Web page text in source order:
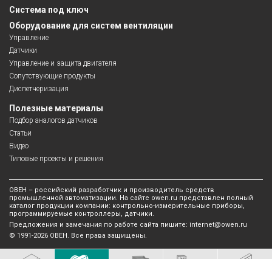
Система под ключ
Оборудование для систем вентиляции
Управление
Датчики
Управление и защита двигателя
Сопутствующие продукты
Диспетчеризация
Полезные материалы
Подбор аналогов датчиков
Статьи
Видео
Типовые проекты и решения
ОВЕН – российский разработчик и производитель средств
промышленной автоматизации. На сайте owen.ru представлен полный
каталог продукции компании: контрольно-измерительные приборы,
программируемые контроллеры, датчики.
Предложения и замечания по работе сайта пишите: internet@owen.ru
© 1991-2026 ОВЕН. Все права защищены.